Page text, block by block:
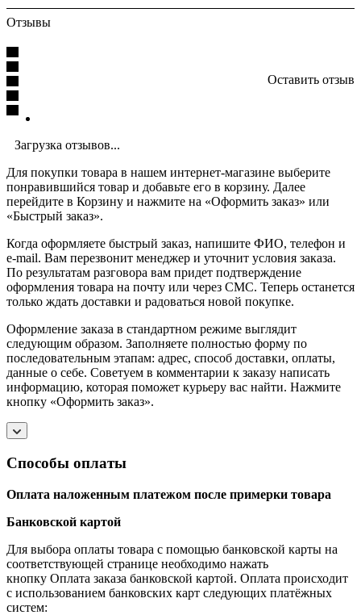
Отзывы
Оставить отзыв
Загрузка отзывов...
Для покупки товара в нашем интернет-магазине выберите
понравившийся товар и добавьте его в корзину. Далее
перейдите в Корзину и нажмите на «Оформить заказ» или
«Быстрый заказ».
Когда оформляете быстрый заказ, напишите ФИО, телефон и
e-mail. Вам перезвонит менеджер и уточнит условия заказа.
По результатам разговора вам придет подтверждение
оформления товара на почту или через СМС. Теперь останется
только ждать доставки и радоваться новой покупке.
Оформление заказа в стандартном режиме выглядит
следующим образом. Заполняете полностью форму по
последовательным этапам: адрес, способ доставки, оплаты,
данные о себе. Советуем в комментарии к заказу написать
информацию, которая поможет курьеру вас найти. Нажмите
кнопку «Оформить заказ».
Способы оплаты
Оплата наложенным платежом после примерки товара
Банковской картой
Для выбора оплаты товара с помощью банковской карты на
соответствующей странице необходимо нажать
кнопку Оплата заказа банковской картой. Оплата происходит
с использованием банковских карт следующих платёжных
систем: